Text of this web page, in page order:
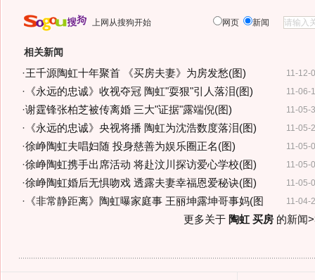
上网从搜狗开始 网页 新闻
相关新闻
11-12-
·王千源陶虹十年聚首 《买房夫妻》为房发愁(图)
11-06-
· 《永远的忠诚》收视夺冠 陶虹"耍狠"引人落泪(图)
11-05-
·谢霆锋张柏芝被传离婚 三大"证据"露端倪(图)
11-05-
· 《永远的忠诚》央视将播 陶虹为沈浩数度落泪(图)
11-05-
·徐峥陶虹夫唱妇随 投身慈善为娱乐圈正名(图)
11-05-
·徐峥陶虹携手出席活动 将赴汶川探访爱心学校(图)
11-05-
·徐峥陶虹婚后无惧吻戏 透露夫妻幸福恩爱秘诀(图)
11-04-
· 《非常静距离》陶虹曝家庭事 王丽坤露坤哥事妈(图
更多关于 陶虹 买房的新闻